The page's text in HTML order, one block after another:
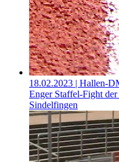
18.02.2023 | Hallen-
Enger Staffel-Fight
Sindelfingen